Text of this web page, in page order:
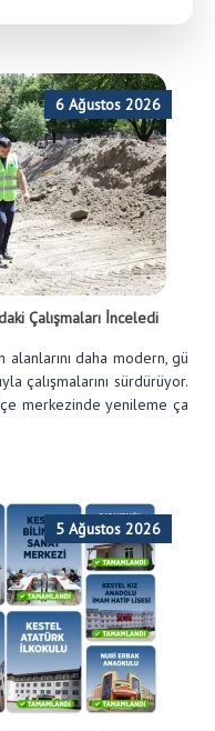
6 Ağustos 2026
Çalışmaları İnceledi
daha modern, gü
çalışmalarını sürdürüyor.
merkezinde yenileme ça
5 Ağustos 2026